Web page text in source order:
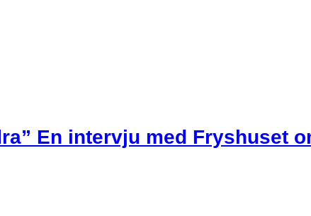
En intervju med Fryshuset